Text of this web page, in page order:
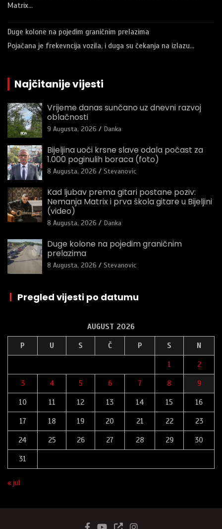
Matrix…
Duge kolone na pojedim graničnim prelazima
Pojačana je frekevncija vozila, i duga su čekanja na izlazu…
Najčitanije vijesti
Vrijeme danas sunčano uz dnevni razvoj
oblačnosti
9 Augusta, 2026 Danka
Bijeljina uoči krsne slave odala počast za
1.000 poginulih boraca (foto)
8 Augusta, 2026 Stevanovic
Kad ljubav prema gitari postane poziv:
Nemanja Matrix i prva škola gitare u Bijeljini
(video)
8 Augusta, 2026 Danka
Duge kolone na pojedim graničnim
prelazima
8 Augusta, 2026 Stevanovic
| Pregled vijesti po datumu
AUGUST 2026
P U S Č P S N
1 2
3 4 5 6 7 8 9
10 11 12 13 14 15 16
17 18 19 20 21 22 23
24 25 26 27 28 29 30
31
« jul